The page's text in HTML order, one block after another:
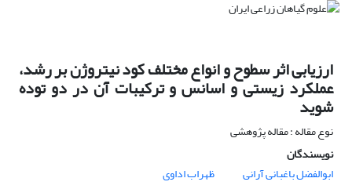
ارزیابی اثر سطوح و انواع مختلف کود نیتروژن بر رشد،
عملکرد زیستی و اسانس و ترکیبات آن در دو توده
شوید
نوع مقاله : مقاله پژوهشی
نویسندگان
ابوالفضل باغبانی آرانی
ظهراب اداوی